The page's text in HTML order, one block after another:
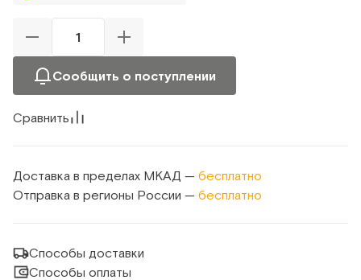
Сообщить о поступлении
Сравнить
Доставка в пределах МКАД — бесплатно
Отправка в регионы России — бесплатно
Способы доставки
Способы оплаты